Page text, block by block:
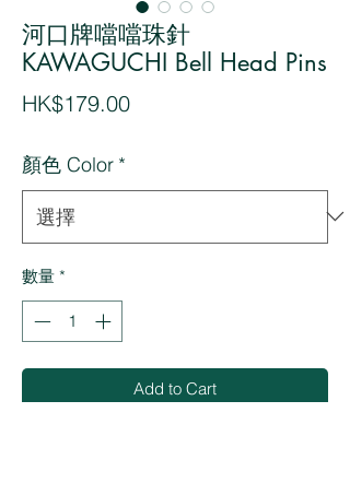
河口牌噹噹珠針
KAWAGUCHI Bell Head Pins
HK$179.00價
顏色 Color *
數量 *
Add to Cart